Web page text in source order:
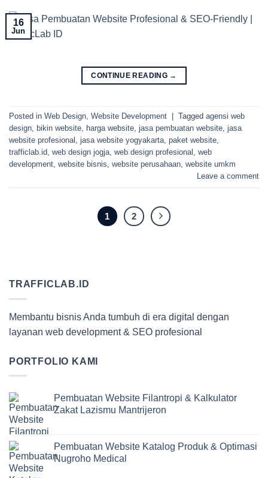
16
Jun
CONTINUE READING →
Posted in Web Design Website Development Tagged agensi web
design
bikin website harga website jasa pembuatan website jasa
website profesional
jasa website yogyakarta paket website
trafficlab.id web design jogja web design profesional
web
development website bisnis website perusahaan website umkm
Leave a comment
1 2
TRAFFICLAB.ID
Membantu bisnis Anda tumbuh di era digital dengan
layanan web development & SEO profesional
PORTFOLIO KAMI
Pembuatan Website Filantropi & Kalkulator
Zakat Lazismu Mantrijeron
Pembuatan Website Katalog Produk & Optimasi
Nugroho Medical